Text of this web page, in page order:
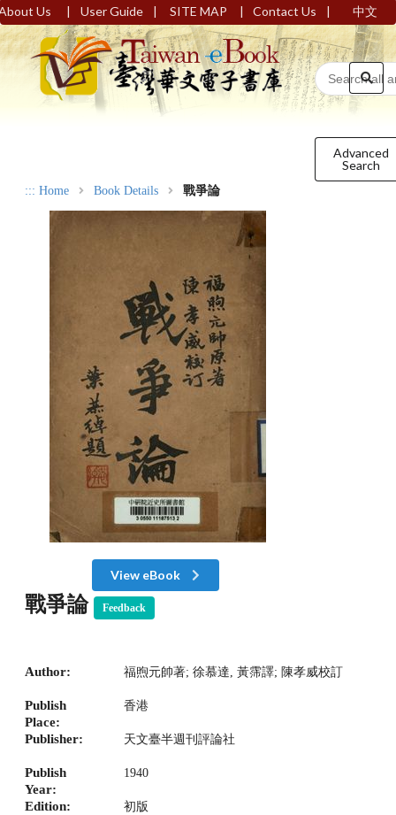
Us | User Guide | SITE MAP | Contact Us | 中文
Advanced
Search
::: Home Book Details 戰爭論
View eBook
戰爭論 Feedback
Author: 福煦元帥著; 徐慕達, 黃霈譯; 陳孝威校訂
Publish
Place:
香港
Publisher: 天文臺半週刊評論社
Publish
Year:
1940
Edition: 初版